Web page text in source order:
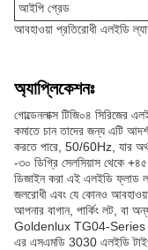
আইপি গ্রেড
আবহাওয়া প্রতিরোধী এলইডি
অ্যাপ্লিকেশনঃ
গোল্ডেনলাক্স টিজি০৪ সিরিজের
কমাতে চান তাদের জন্য এটি
করতে পারে, 50/60Hz, যার অর্থ
-৩০ ডিগ্রি সেলসিয়াস থেকে
ডিজাইন করা এই এলইডি ফ্লাড
জলরোধী এবং যে কোনও
আপনার বাগান, পার্কিং লট, বা
Goldenlux TG04-Series
এর এসএমডি 3030 এলইডি